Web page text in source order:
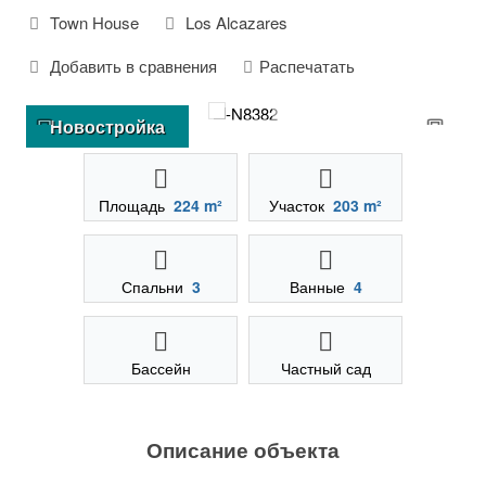
Town House
Los Alcazares
Добавить в сравнения
Распечатать
Новостройка
Площадь 224 m² Участок 203 m²
Спальни 3 Ванные 4
Бассейн Частный сад
Описание объекта